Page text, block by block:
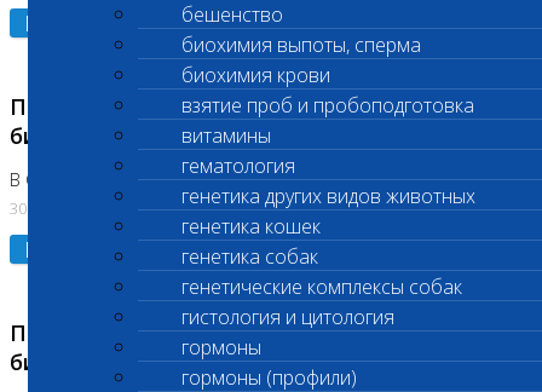
бешенство
биохимия выпоты, сперма
биохимия крови
взятие проб и пробоподготовка
витамины
гематология
генетика других видов животных
генетика кошек
генетика собак
генетические комплексы собак
гистология и цитология
гормоны
гормоны (профили)
Подробнее
Приостановлено выполнение срочных
биохимических исследований
В Сколково. Код (123,309,310)
30.07.2026
Подробнее
Приостановлено выполнение срочных
биохимических исследований